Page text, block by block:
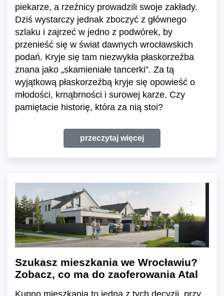
piekarze, a rzeźnicy prowadzili swoje zakłady.
Dziś wystarczy jednak zboczyć z głównego
szlaku i zajrzeć w jedno z podwórek, by
przenieść się w świat dawnych wrocławskich
podań. Kryje się tam niezwykła płaskorzeźba
znana jako „skamieniałe tancerki”. Za tą
wyjątkową płaskorzeźbą kryje się opowieść o
młodości, krnąbrności i surowej karze. Czy
pamiętacie historię, która za nią stoi?
przeczytaj więcej
Szukasz mieszkania we Wrocławiu?
Zobacz, co ma do zaoferowania Atal